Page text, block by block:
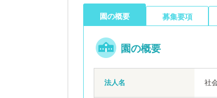
園の概要 募集要項
園の概要
法人名 社